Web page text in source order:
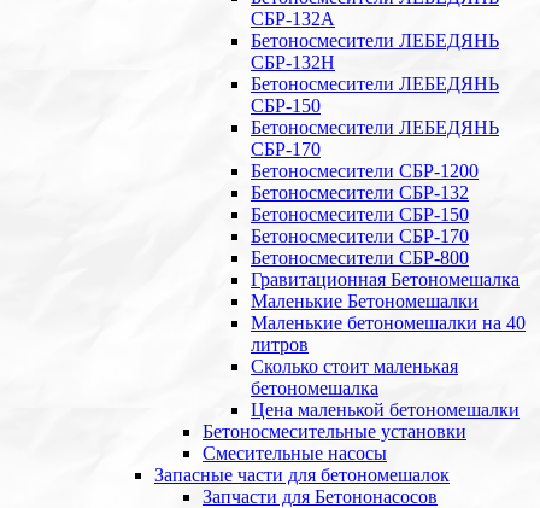
СБР-132А
Бетоносмесители ЛЕБЕДЯНЬ
СБР-132Н
Бетоносмесители ЛЕБЕДЯНЬ
СБР-150
Бетоносмесители ЛЕБЕДЯНЬ
СБР-170
Бетоносмесители СБР-1200
Бетоносмесители СБР-132
Бетоносмесители СБР-150
Бетоносмесители СБР-170
Бетоносмесители СБР-800
Гравитационная Бетономешалка
Маленькие Бетономешалки
Маленькие бетономешалки на 40
литров
Сколько стоит маленькая
бетономешалка
Цена маленькой бетономешалки
Бетоносмесительные установки
Смесительные насосы
Запасные части для бетономешалок
Запчасти для Бетононасосов